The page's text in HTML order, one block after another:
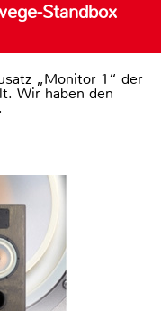
Standbox
„Monitor 1“ der
Wir haben den